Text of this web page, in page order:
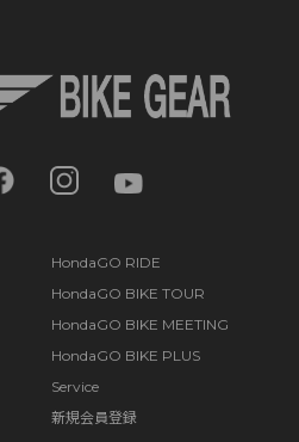
HondaGO RIDE
HondaGO BIKE TOUR
HondaGO BIKE MEETING
HondaGO BIKE PLUS
Service
新規会員登録